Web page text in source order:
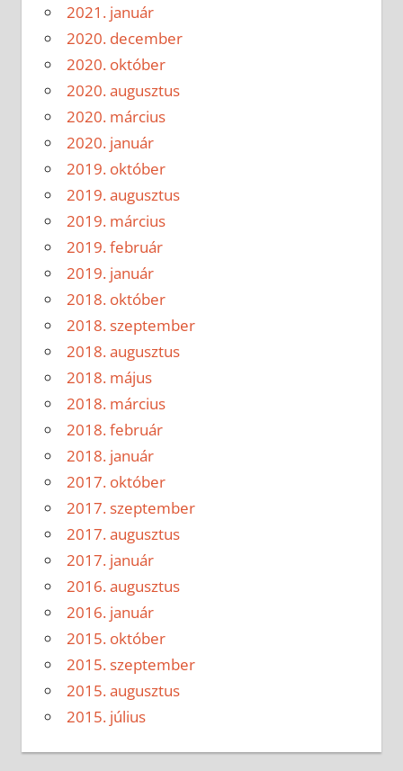
2021. január
2020. december
2020. október
2020. augusztus
2020. március
2020. január
2019. október
2019. augusztus
2019. március
2019. február
2019. január
2018. október
2018. szeptember
2018. augusztus
2018. május
2018. március
2018. február
2018. január
2017. október
2017. szeptember
2017. augusztus
2017. január
2016. augusztus
2016. január
2015. október
2015. szeptember
2015. augusztus
2015. július